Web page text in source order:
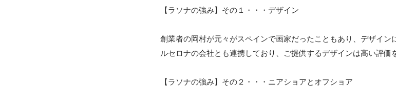
【ラソナの強み】その１・・・デザイン
創業者の岡村が元々がスペインで画家だったこともあり、デザイ
ルセロナの会社とも連携しており、ご提供するデザインは高い評価
【ラソナの強み】その２・・・ニアショアとオフショア